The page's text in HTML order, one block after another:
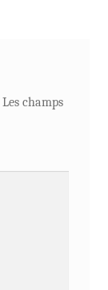
Les champs